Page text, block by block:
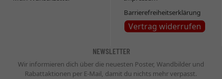
Barrierefreiheitserklärung
Vertrag widerrufen
NEWSLETTER
Wir informieren dich über die neuesten Poster, Wandbilder und
Rabattaktionen per E-Mail, damit du nichts mehr verpasst.